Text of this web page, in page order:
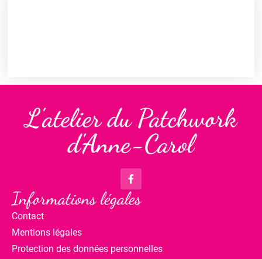
L'atelier du Patchwork
d'Anne-Carol
Informations légales
Contact
Mentions légales
Protection des données personnelles